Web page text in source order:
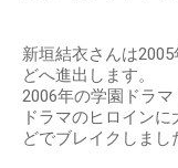
新垣結衣さんは
どへ進出します。
2006年の学園ドラ
ドラマのヒロイン
どでブレイクしまし